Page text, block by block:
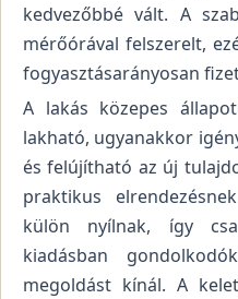
kedvezőbbé vált. A
mérőórával felszerelt,
fogyasztásarányosan
A lakás közepes
lakható, ugyanakkor
és felújítható az új
praktikus
külön nyílnak, így
kiadásban
megoldást kínál. A